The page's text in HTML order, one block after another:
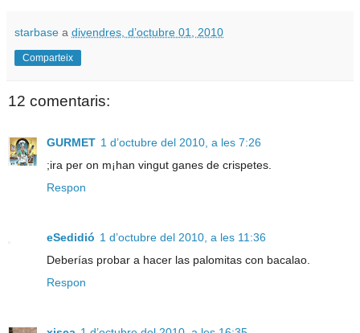
starbase a divendres, d’octubre 01, 2010
Comparteix
12 comentaris:
GURMET 1 d’octubre del 2010, a les 7:26
;ira per on m¡han vingut ganes de crispetes.
Respon
eSedidió 1 d’octubre del 2010, a les 11:36
Deberías probar a hacer las palomitas con bacalao.
Respon